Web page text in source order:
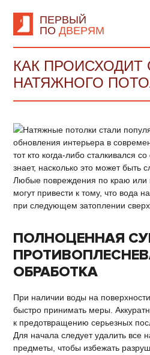
ПЕРВЫЙ
ПО ДВЕРЯМ
КАК ПРОИСХОДИТ
НАТЯЖНОГО
Натяжные потолки стали
обновления интерьера в
тот кто когда-либо сталкивался
знает, насколько это может быть
Любые повреждения по краю или
могут привести к тому, что вода
при следующем затоплении
ПОЛНОЦЕННАЯ
ОБРАБОТКА
При наличии воды на
быстро принимать меры.
к предотвращению серьезных
Для начала следует удалить все
предметы, чтобы избежать